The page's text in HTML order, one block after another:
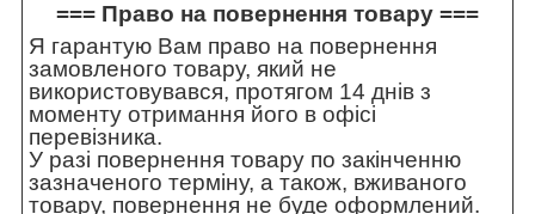
=== Право на повернення товару ===
Я гарантую Вам право на повернення
замовленого товару, який не
використовувався, протягом 14 днів з
моменту отримання його в офісі
перевізника.
У разі повернення товару по закінченню
зазначеного терміну, а також, вживаного
товару, повернення не буде оформлений.